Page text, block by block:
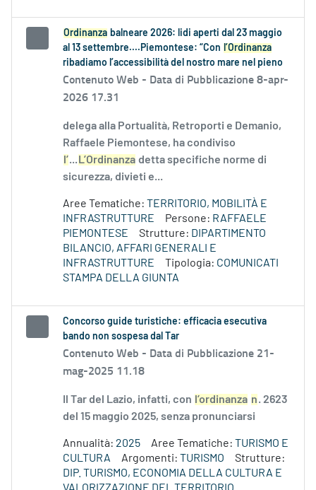
Ordinanza balneare 2026: lidi aperti dal 23 maggio
al 13 settembre....Piemontese: “Con l’Ordinanza
ribadiamo l’accessibilità del nostro mare nel pieno
Contenuto Web - Data di Pubblicazione 8-apr-
2026 17.31
delega alla Portualità, Retroporti e Demanio,
Raffaele Piemontese, ha condiviso
l’... L’Ordinanza detta specifiche norme di
sicurezza, divieti e...
Aree Tematiche: TERRITORIO, MOBILITÀ E
INFRASTRUTTURE
Persone: RAFFAELE
PIEMONTESE
Strutture: DIPARTIMENTO
BILANCIO, AFFARI GENERALI E
INFRASTRUTTURE
Tipologia: COMUNICATI
STAMPA DELLA GIUNTA
Concorso guide turistiche: efficacia esecutiva
bando non sospesa dal Tar
Contenuto Web - Data di Pubblicazione 21-
mag-2025 11.18
Il Tar del Lazio, infatti, con l’ordinanza n. 2623
del 15 maggio 2025, senza pronunciarsi
Annualità: 2025 Aree Tematiche: TURISMO E
CULTURA
Argomenti: TURISMO
Strutture:
DIP. TURISMO, ECONOMIA DELLA CULTURA E